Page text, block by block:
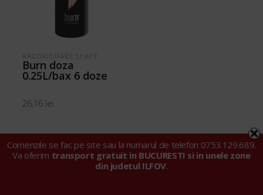
RĂCORITOARE ŞI APE
Burn doza
0.25L/bax 6 doze
26,16 lei
Comenzile se fac pe site sau la numarul de telefon 0753.129.689.
Va oferim transport gratuit in BUCURESTI si in unele zone
din judetul ILFOV.